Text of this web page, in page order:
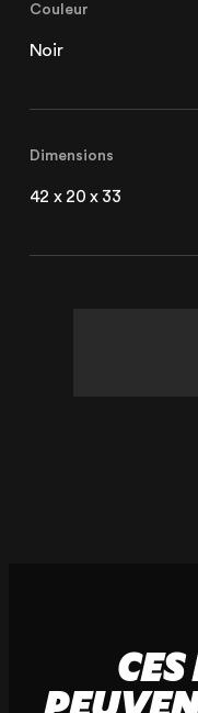
Couleur
Noir
Dimensions
42 x 20 x 33